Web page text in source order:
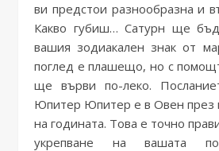
ви предстои разнообразна и
Какво губиш… Сатурн ще
вашия зодиакален знак от
поглед е плашещо, но с
ще върви по-леко.
Юпитер Юпитер е в Овен през
на годината. Това е точно
укрепване на вашата